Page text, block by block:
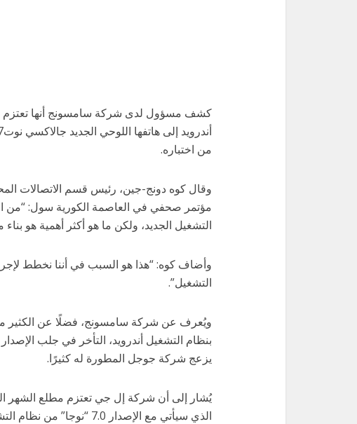
من اختباره.
وقال كوه دونج-جين، رئيس قسم الاتصالات
مؤتمر صحفي في العاصمة الكورية سول: “من
التشغيل الجديد، ولكن ما هو أكثر أهمية هو
وأضاف كوه: “هذا هو السبب في أننا نخطط
التشغيل”.
ويُعرف عن شركة سامسونج، فضلًا عن الكثير
بنظام التشغيل أندرويد، التأخر في جلب
يزعج شركة جوجل المطورة له كثيرًا.
الذي سيأتي مع الإصدار 7.0